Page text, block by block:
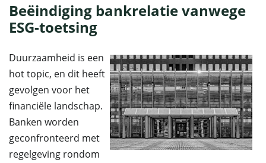
Beëindiging bankrelatie vanwege
ESG-toetsing
Duurzaamheid is een
hot topic, en dit heeft
gevolgen voor het
financiële landschap.
Banken worden
geconfronteerd met
regelgeving rondom